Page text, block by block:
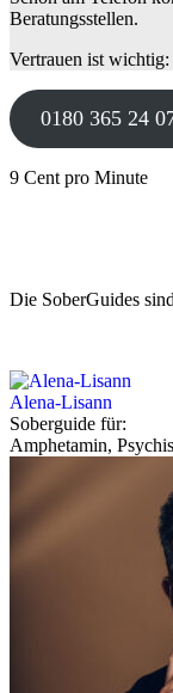
Beratungsstellen.
Vertrauen ist
0180 365 24
9 Cent pro Minute
Die SoberGuides
Alena-Lisann
Soberguide für:
Amphetamin,